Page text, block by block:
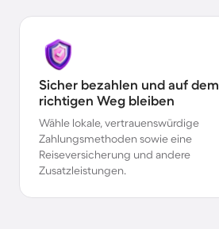
Sicher bezahlen und auf dem
richtigen Weg bleiben
Wähle lokale, vertrauenswürdige
Zahlungsmethoden sowie eine
Reiseversicherung und andere
Zusatzleistungen.